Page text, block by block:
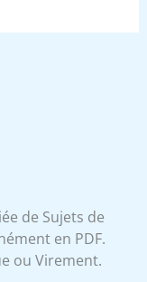
de Sujets de
en PDF.
ou Virement.